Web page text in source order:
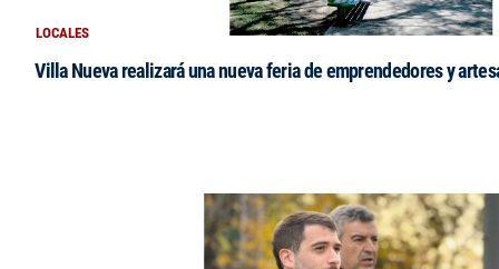
LOCALES
Villa Nueva realizará una nueva feria de emprendedores y